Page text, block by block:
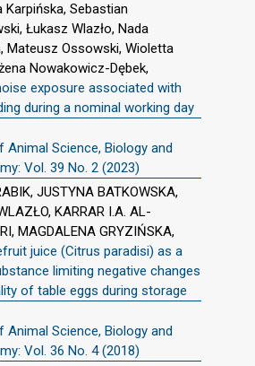
Karpińska, Sebastian
Łukasz Wlazło, Nada
Mateusz Ossowski, Wioletta
Nowakowicz-Dębek,
exposure associated with
during a nominal working day
Animal Science, Biology and
Vol. 39 No. 2 (2023)
JUSTYNA BATKOWSKA,
KARRAR I.A. AL-
MAGDALENA GRYZIŃSKA,
juice (Citrus paradisi) as a
limiting negative changes
of table eggs during storage
Animal Science, Biology and
Vol. 36 No. 4 (2018)